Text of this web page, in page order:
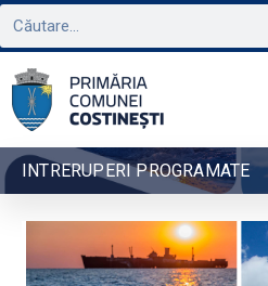
INTRERUPERI PROGRAMATE